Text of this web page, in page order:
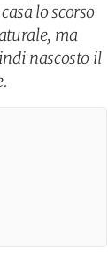
lo scorso
ma
nascosto il